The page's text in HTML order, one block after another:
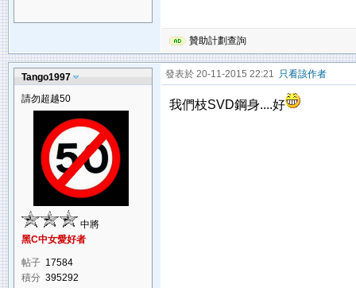
贊助計劃查詢
Tango1997
請勿超越50
中將
黑C中女愛好者
帖子 17584
積分 395292
發表於 20-11-2015 22:21 只看該作者
我們枝SVD鋼身....好